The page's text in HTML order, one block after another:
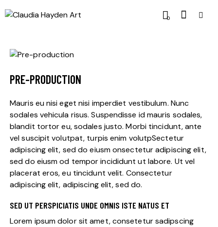
0
PRE-PRODUCTION
Mauris eu nisi eget nisi imperdiet vestibulum. Nunc
sodales vehicula risus. Suspendisse id mauris sodales,
blandit tortor eu, sodales justo. Morbi tincidunt, ante
vel suscipit volutpat, turpis enim volutpSectetur
adipiscing elit, sed do eiusm onsectetur adipiscing elit,
sed do eiusm od tempor incididunt ut labore. Ut vel
placerat eros, eu tincidunt velit. Consectetur
adipiscing elit, adipiscing elit, sed do.
SED UT PERSPICIATIS UNDE OMNIS ISTE NATUS ET
Lorem ipsum dolor sit amet, consetetur sadipscing